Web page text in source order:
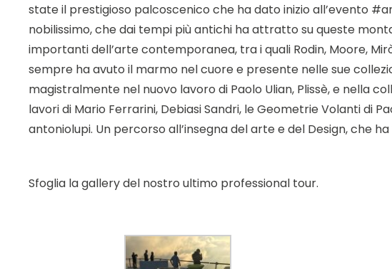
state il prestigioso palcoscenico che ha dato inizio all’evento
nobilissimo, che dai tempi più antichi ha attratto su queste
importanti dell’arte contemporanea, tra i quali Rodin, Moore,
sempre ha avuto il marmo nel cuore e presente nelle sue
magistralmente nel nuovo lavoro di Paolo Ulian, Plissè, e nella
lavori di Mario Ferrarini, Debiasi Sandri, le Geometrie Volanti di
antoniolupi. Un percorso all’insegna del arte e del Design, che
Sfoglia la gallery del nostro ultimo professional tour.